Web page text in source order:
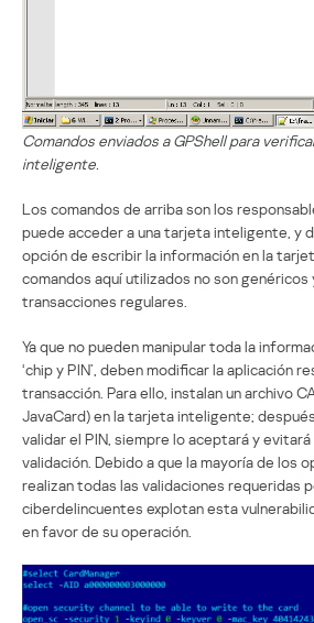
Comandos enviados a GPShell para
inteligente.
Los comandos de arriba son los
puede acceder a una tarjeta inteligente, y
opción de escribir la información en la
comandos aquí utilizados no son genéricos
transacciones regulares.
Ya que no pueden manipular toda la
‘chip y PIN’, deben modificar la aplicación
transacción. Para ello, instalan un archivo
JavaCard) en la tarjeta inteligente;
validar el PIN, siempre lo aceptará y
validación. Debido a que la mayoría de los
realizan todas las validaciones requeridas
ciberdelincuentes explotan esta
en favor de su operación.